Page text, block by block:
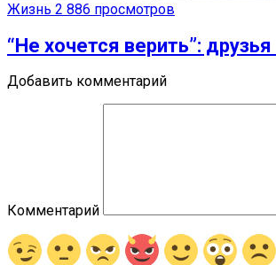
Жизнь 2 886 просмотров
“Не хочется верить”:
Добавить комментарий
Комментарий